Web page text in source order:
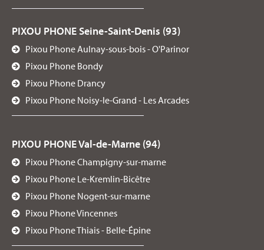
PIXOU PHONE Seine-Saint-Denis (93)
Pixou Phone Aulnay-sous-bois - O'Parinor
Pixou Phone Bondy
Pixou Phone Drancy
Pixou Phone Noisy-le-Grand - Les Arcades
PIXOU PHONE Val-de-Marne (94)
Pixou Phone Champigny-sur-marne
Pixou Phone Le-Kremlin-Bicêtre
Pixou Phone Nogent-sur-marne
Pixou Phone Vincennes
Pixou Phone Thiais - Belle-Épine